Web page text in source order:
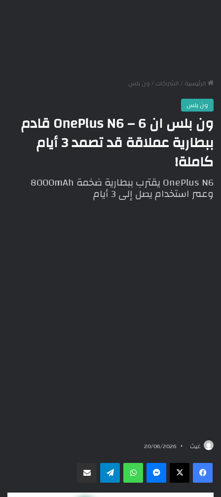
الرئيسية/ الشركات/ون بلس
ون بلس
ون بلس ان 6 – OnePlus N6 قادم
ببطارية عملاقة قد تصمد 3 أيام
كاملة!
OnePlus N6 يقترب ببطارية ضخمة 8000mAh
وعمر استخدام يصل إلى 3 أيام
غيث 20/06/2026
ماسنجر واتسابتيلقرام